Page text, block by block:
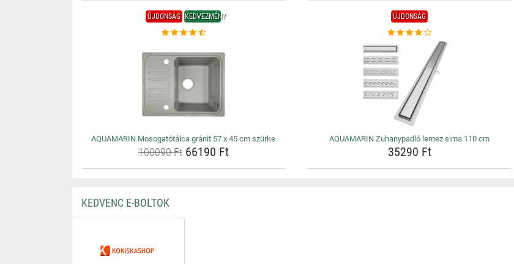
ÚJDONSÁG KEDVEZMÉNY
AQUAMARIN Mosogatótálca gránit 57 x 45 cm szürke
100090 Ft66190 Ft
ÚJDONSÁG
AQUAMARIN Zuhanypadló lemez sima 110 cm
35290 Ft
KEDVENC E-BOLTOK